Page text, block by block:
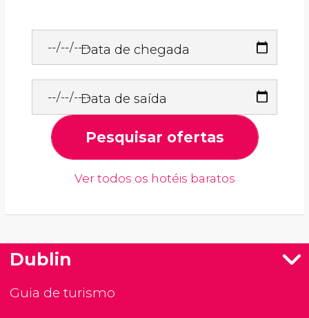
Data de chegada
Data de saída
Pesquisar ofertas
Ver todos os hotéis baratos
Dublin
Guia de turismo